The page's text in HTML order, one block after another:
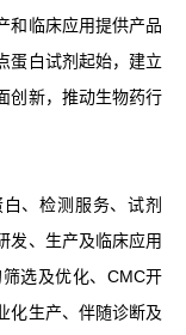
和临床应用提供产品
蛋白试剂起始，建立
创新，推动生物药行
、检测服务、试剂
发、生产及临床应用
选及优化、CMC开
化生产、伴随诊断及